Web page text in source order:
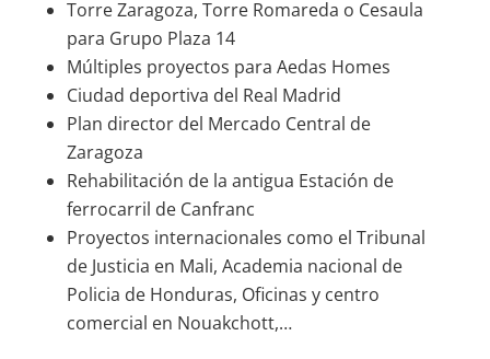
Torre Zaragoza, Torre Romareda o Cesaula
para Grupo Plaza 14
Múltiples proyectos para Aedas Homes
Ciudad deportiva del Real Madrid
Plan director del Mercado Central de
Zaragoza
Rehabilitación de la antigua Estación de
ferrocarril de Canfranc
Proyectos internacionales como el Tribunal
de Justicia en Mali, Academia nacional de
Policia de Honduras, Oficinas y centro
comercial en Nouakchott,…